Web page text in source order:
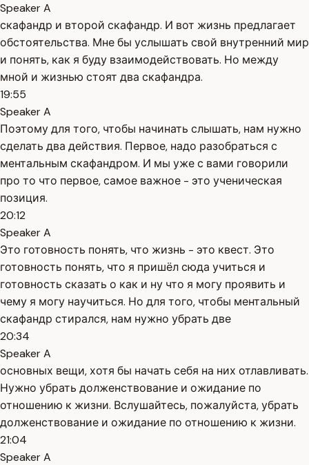
Speaker A
скафандр и второй скафандр. И вот жизнь предлагает
обстоятельства. Мне бы услышать свой внутренний мир
и понять, как я буду взаимодействовать. Но между
мной и жизнью стоят два скафандра.
19:55
Speaker A
Поэтому для того, чтобы начинать слышать, нам нужно
сделать два действия. Первое, надо разобраться с
ментальным скафандром. И мы уже с вами говорили
про то что первое, самое важное - это ученическая
позиция.
20:12
Speaker A
Это готовность понять, что жизнь - это квест. Это
готовность понять, что я пришёл сюда учиться и
готовность сказать о как и ну что я могу проявить и
чему я могу научиться. Но для того, чтобы ментальный
скафандр стирался, нам нужно убрать две
20:34
Speaker A
основных вещи, хотя бы начать себя на них отлавливать.
Нужно убрать долженствование и ожидание по
отношению к жизни. Вслушайтесь, пожалуйста, убрать
долженствование и ожидание по отношению к жизни.
21:04
Speaker A